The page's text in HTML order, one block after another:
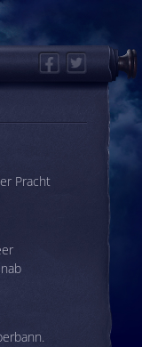
FacebookTwitter
Karten
Pracht